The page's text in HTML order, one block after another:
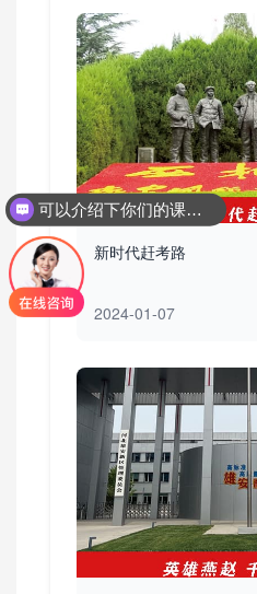
新时代赶考路
2024-01-07
可以介绍下你们的课程吗？